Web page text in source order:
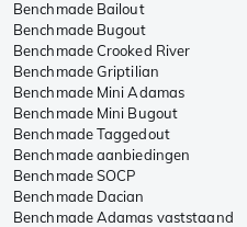
Benchmade Bailout
Benchmade Bugout
Benchmade Crooked River
Benchmade Griptilian
Benchmade Mini Adamas
Benchmade Mini Bugout
Benchmade Taggedout
Benchmade aanbiedingen
Benchmade SOCP
Benchmade Dacian
Benchmade Adamas vaststaand